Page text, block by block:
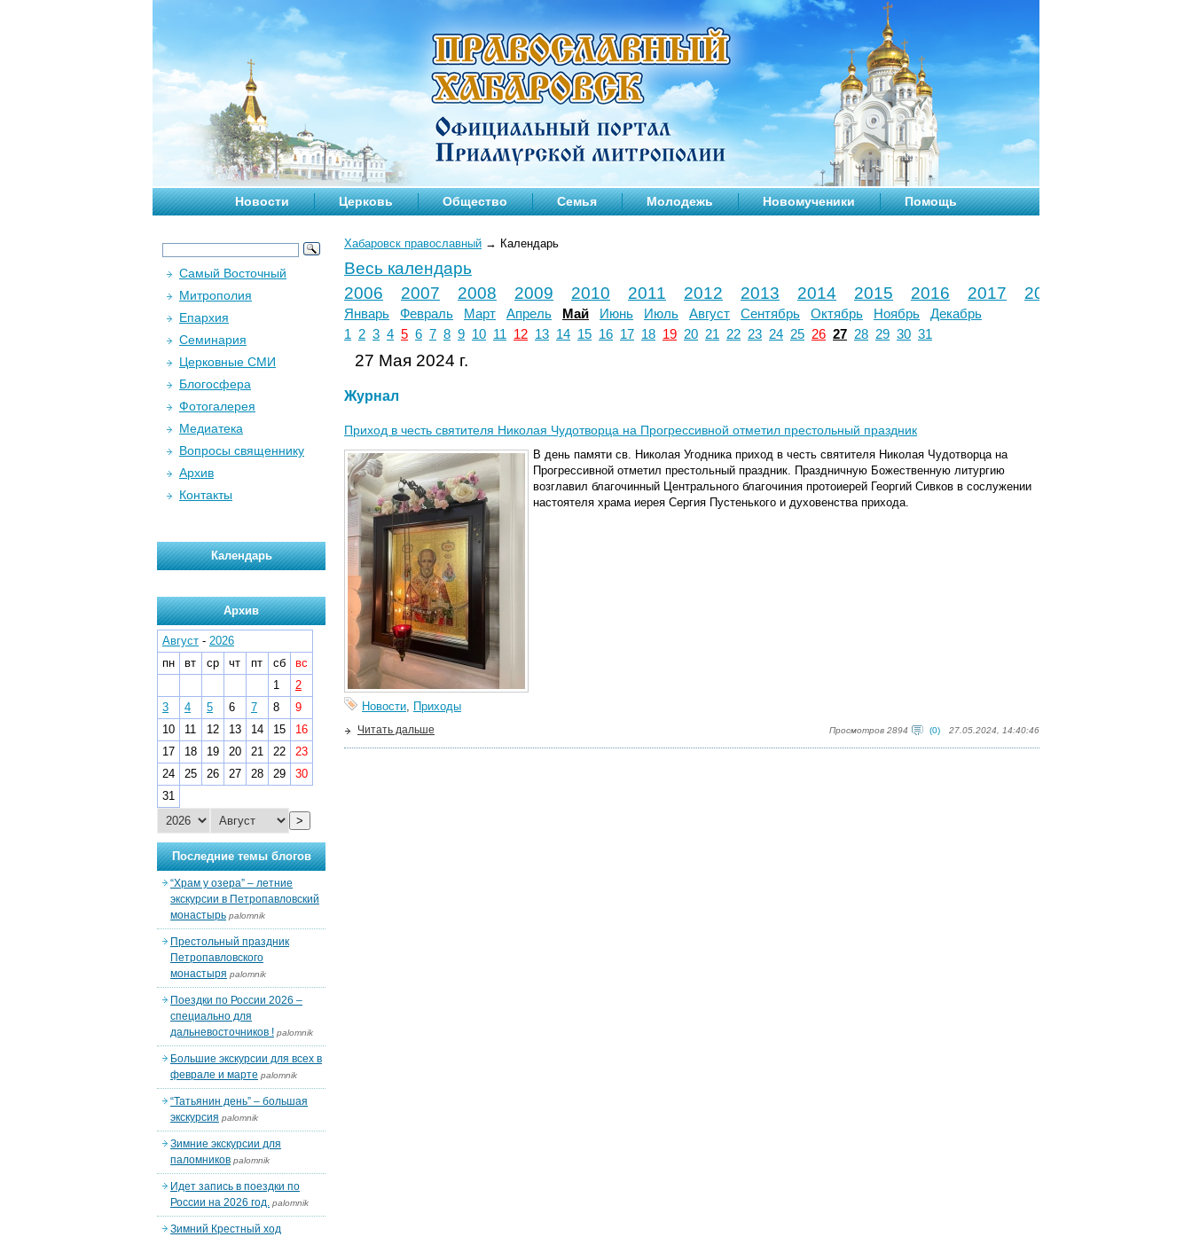
Новости Церковь Общество Семья Молодежь Новомученики Помощь
Хабаровск православный → Календарь
Весь календарь
2006
2007 2008 2009 2010 2011 2012 2013 2014 2015 2016 2017 2018
Январь Февраль Март Апрель Май Июнь Июль Август Сентябрь Октябрь Ноябрь
Декабрь
1
2 3 4 5 6 7 8 9 10 11 12 13 14 15 16 17 18 19 20 21 22 23 24 25 26 27 28 29 30 31
27 Мая 2024 г.
Журнал
Приход в честь святителя Николая Чудотворца на Прогрессивной отметил престольный праздник
В день памяти св. Николая Угодника приход в честь святителя Николая Чудотворца на
Прогрессивной отметил престольный праздник. Праздничную Божественную литургию
возглавил благочинный Центрального благочиния протоиерей Георгий Сивков в сослужении
настоятеля храма иерея Сергия Пустенького и духовенства прихода.
Новости, Приходы
Просмотров 2894 (0) 27.05.2024, 14:40:46
Читать дальше
Самый Восточный
Митрополия
Епархия
Семинария
Церковные СМИ
Блогосфера
Фотогалерея
Медиатека
Вопросы священнику
Архив
Контакты
Календарь
Архив
Август - 2026
пн
вт ср чт пт сб
вс
1
2
3
4 5 6 7 8
9
10
11 12 13 14 15
16
17
18 19 20 21 22
23
24
25 26 27 28 29
30
31
>
Последние темы блогов
“Храм у озера” – летние
экскурсии в Петропавловский
монастырь palomnik
Престольный праздник
Петропавловского
монастыря palomnik
Поездки по России 2026 –
специально для
дальневосточников ! palomnik
Большие экскурсии для всех в
феврале и марте palomnik
“Татьянин день” – большая
экскурсия palomnik
Зимние экскурсии для
паломников palomnik
Идет запись в поездки по
России на 2026 год. palomnik
Зимний Крестный ход